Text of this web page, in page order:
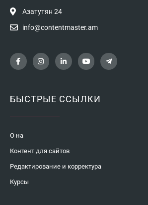
Азатутян 24
info@contentmaster.am
БЫСТРЫЕ ССЫЛКИ
О на
Контент для сайтов
Редактирование и корректура
Курсы